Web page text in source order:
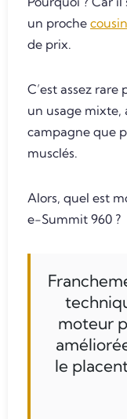
un proche
de prix.
C’est assez
un usage mixte,
campagne que
musclés.
Alors, quel est
e-Summit 960 ?
moteur
le